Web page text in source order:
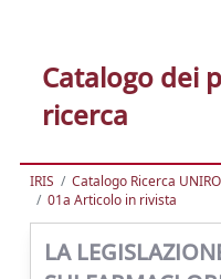
Catalogo dei
ricerca
IRIS Catalogo Ricerca
01a Articolo in rivista
LA